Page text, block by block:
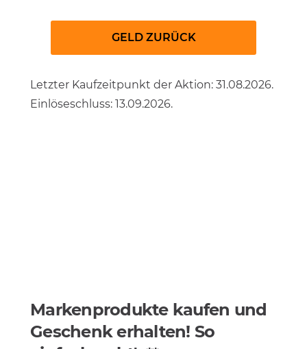
GELD ZURÜCK
Letzter Kaufzeitpunkt der Aktion: 31.08.2026.
Einlöseschluss: 13.09.2026.
Markenprodukte kaufen und
Geschenk erhalten! So